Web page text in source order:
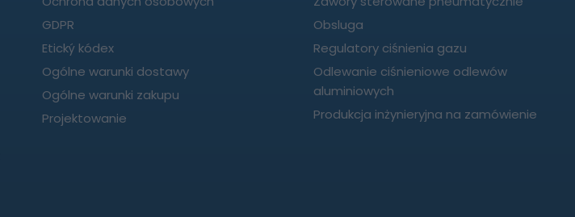
GDPR
Etický kódex
Ogólne warunki dostawy
Ogólne warunki zakupu
Projektowanie
Obsluga
Regulatory ciśnienia gazu
Odlewanie ciśnieniowe odlewów
aluminiowych
Produkcja inżynieryjna na zamówienie